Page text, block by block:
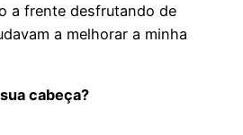
a frente desfrutando de
a melhorar a minha
cabeça?